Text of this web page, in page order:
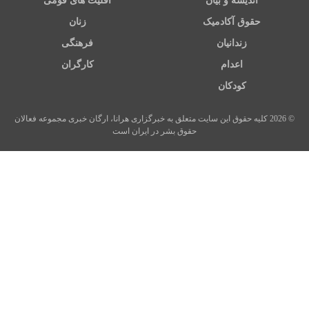
حقوق آکادمیک زنان
زندانیان فرهنگی
اعدام کارگران
کودکان
© 2026 کلیه حقوق این سایت متعلق به خبرگزاری هرانا، ارگان خبری مجموعه فعالان
حقوق بشر در ایران است